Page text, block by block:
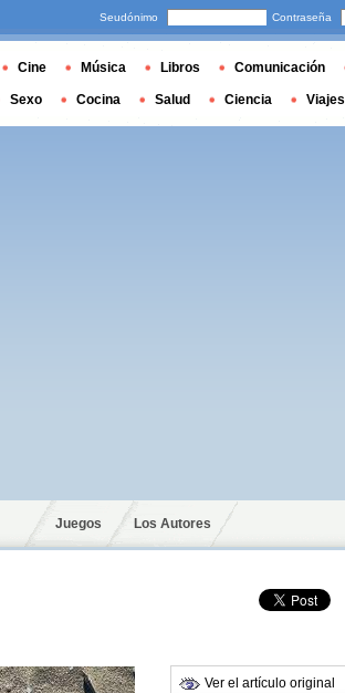
Juegos Los Autores
Ver el artículo original
Seudónimo Contraseña
Cine Música Libros Comunicación
Sexo Cocina Salud Ciencia Viajes